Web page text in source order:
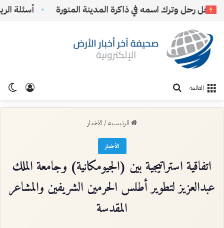
وترك اسمه في ذاكرة المدينة المنورة أسئلة الرياض
تسجيل القائمة
الرئيسية/ الأخبار
الأخبار
اتفاقية استراتيجية بين (الجيومكانية) وجامعة الملك
عبدالعزيز لتطوير أطلس الحرمين الشريفين والمشاعر
المقدسة